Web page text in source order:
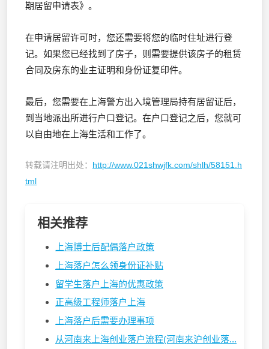
期居留申请表》。
在申请居留许可时，您还需要将您的临时住址进行登
记。如果您已经找到了房子，则需要提供该房子的租赁
合同及房东的业主证明和身份证复印件。
最后，您需要在上海警方出入境管理局持有居留证后，
到当地派出所进行户口登记。在户口登记之后，您就可
以自由地在上海生活和工作了。
转载请注明出处： http://www.021shwjfk.com/shlh/58151.h
tml
相关推荐
上海博士后配偶落户政策
上海落户怎么领身份证补贴
留学生落户上海的优惠政策
正高级工程师落户上海
上海落户后需要办理事项
从河南来上海创业落户流程(河南来沪创业落...